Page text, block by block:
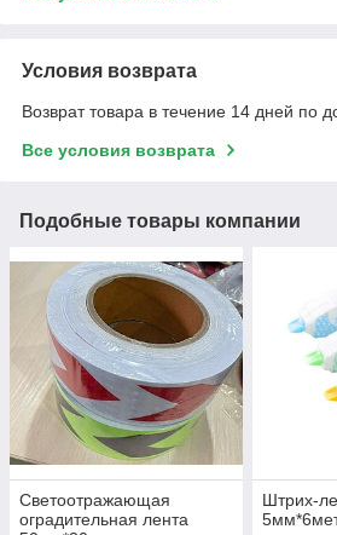
Условия возврата
Возврат товара в течение 14 дней по
Все условия возврата
Подобные товары компании
Светоотражающая
оградительная лента
Штрих-